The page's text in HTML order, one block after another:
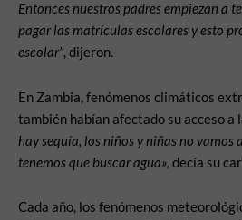
Entonces nuestros padres empiezan a
pagar las matrículas escolares y esto
escolar”, dijeron.
En Zambia, fenómenos climáticos
también habían afectado su acceso a
hay sequía, los niños y niñas no vamos
tenemos que buscar agua», decía su
Cada año, los fenómenos